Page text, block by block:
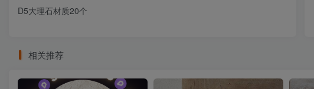
D5大理石材质20个
相关推荐